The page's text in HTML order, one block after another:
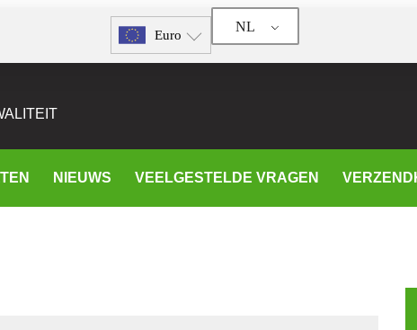
Euro
NL
NIEUWS VEELGESTELDE VRAGEN